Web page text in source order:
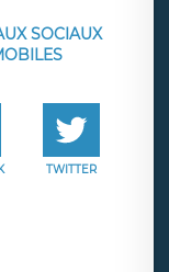
SOCIAUX
TWITTER